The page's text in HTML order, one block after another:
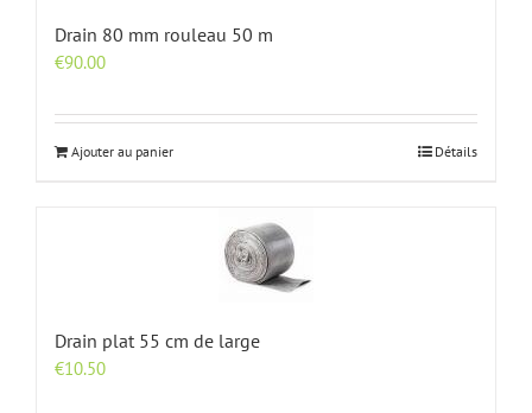
Drain 80 mm rouleau 50 m
€90.00
Ajouter au panier Détails
Drain plat 55 cm de large
€10.50